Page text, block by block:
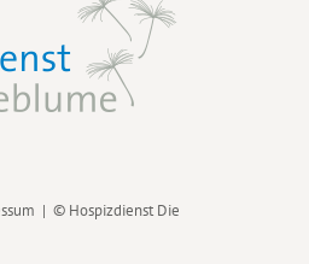
| © Hospizdienst Die